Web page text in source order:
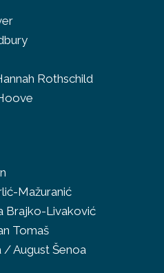
Rothschild
Mažuranić
Brajko-Livaković
Tomaš
/ August Šenoa